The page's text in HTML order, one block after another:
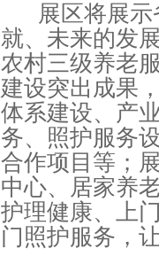
展区将展示
就、未来的发
农村三级养老
建设突出成果
体系建设、产
务、照护服务
合作项目等；
中心、居家养
护理健康、上
门照护服务，